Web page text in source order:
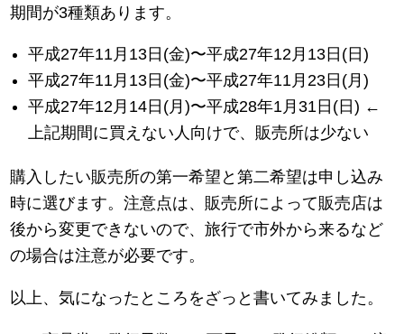
期間が3種類あります。
平成27年11月13日(金)〜平成27年12月13日(日)
平成27年11月13日(金)〜平成27年11月23日(月)
平成27年12月14日(月)〜平成28年1月31日(日) ←
上記期間に買えない人向けで、販売所は少ない
購入したい販売所の第一希望と第二希望は申し込み
時に選びます。注意点は、販売所によって販売店は
後から変更できないので、旅行で市外から来るなど
の場合は注意が必要です。
以上、気になったところをざっと書いてみました。